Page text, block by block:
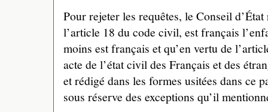
Pour rejeter les requêtes, le Conseil
l’article 18 du code civil, est français
moins est français et qu’en vertu de
acte de l’état civil des Français et des
et rédigé dans les formes usitées dans ce
sous réserve des exceptions qu’il